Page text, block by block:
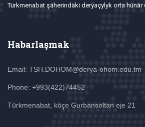
Türkmenabat şäherindäki derýaçylyk orta
Habarlaşmak
Email: TSH.DOHOM@derya-ohom.edu.tm
Phone: +993(422)74452
Türkmenabat, köçe Gurbansoltan eje 21